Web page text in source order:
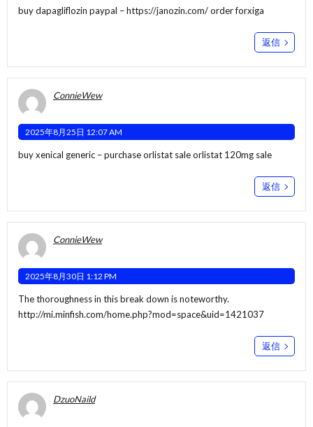
buy dapagliflozin paypal –https://janozin.com/order forxiga
返信
ConnieWew
2025年8月25日 12:07 AM
buy xenical generic –purchase orlistat saleorlistat 120mg sale
返信
ConnieWew
2025年8月30日 1:12 PM
The thoroughness in this break down is noteworthy.
http://mi.minfish.com/home.php?mod=space&uid=1421037
返信
DzuoNaild